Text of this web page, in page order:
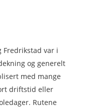
Fredrikstad var i
og generelt
med mange
driftstid eller
Rutene